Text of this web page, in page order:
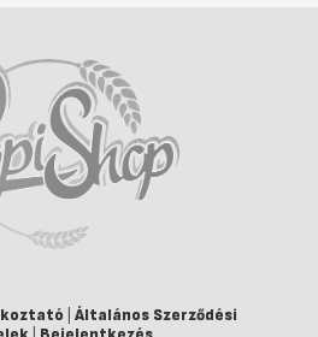
Általános Szerződési